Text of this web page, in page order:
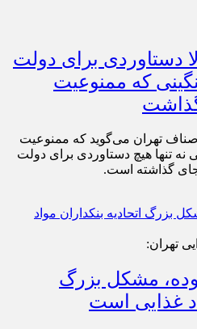
دستاوردی برای دولت
که ممنوعیت
گذاشت
تهران می‌گوید که ممنوعیت
نه تنها هیچ دستاوردی برای دولت
گذاشته است.
تهران:
مشکل بزرگ
غذایی است